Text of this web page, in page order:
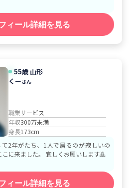
ィール詳細を見る
55歳 山形
くーさん
職業サービス
年収300万未満
身長173cm
2年がたち、1人で居るのが寂しいの
に来ました。 宜しくお願いします🙇
ィール詳細を見る